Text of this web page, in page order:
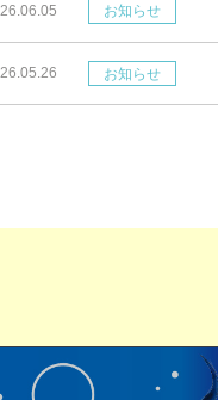
お知らせ
お知らせ